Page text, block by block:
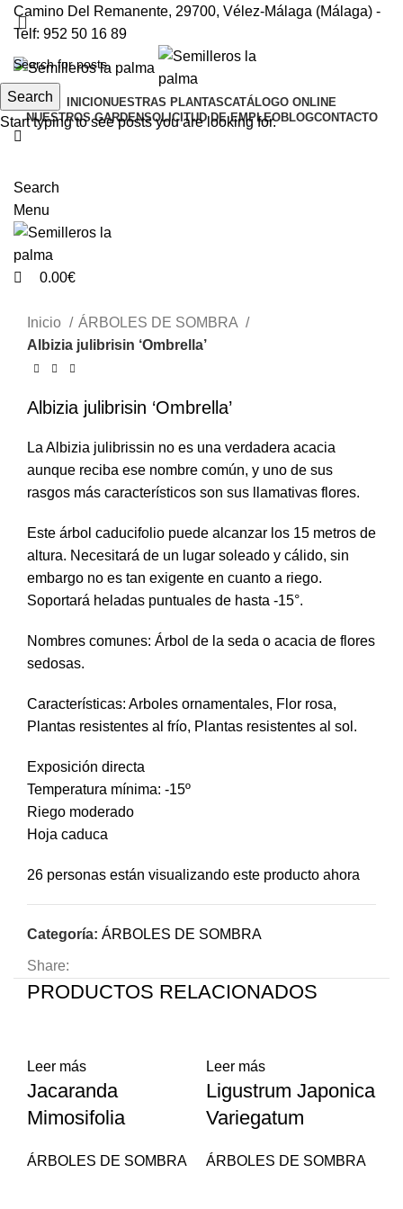
Camino Del Remanente, 29700, Vélez-Málaga (Málaga) -
Telf: 952 50 16 89
INICIONUESTRAS PLANTASCATÁLOGO ONLINE
NUESTROS GARDENSOLICITUD DE EMPLEOBLOGCONTACTO
Search
Menu
0.00€
Inicio
ÁRBOLES DE SOMBRA
Albizia julibrisin ‘Ombrella’
Albizia julibrisin ‘Ombrella’
La Albizia julibrissin no es una verdadera acacia
aunque reciba ese nombre común, y uno de sus
rasgos más característicos son sus llamativas flores.
Este árbol caducifolio puede alcanzar los 15 metros de
altura. Necesitará de un lugar soleado y cálido, sin
embargo no es tan exigente en cuanto a riego.
Soportará heladas puntuales de hasta -15°.
Nombres comunes: Árbol de la seda o acacia de flores
sedosas.
Características: Arboles ornamentales, Flor rosa,
Plantas resistentes al frío, Plantas resistentes al sol.
Exposición directa
Temperatura mínima: -15º
Riego moderado
Hoja caduca
26 personas están visualizando este producto ahora
Categoría: ÁRBOLES DE SOMBRA
Share:
PRODUCTOS RELACIONADOS
Leer más
Jacaranda
Mimosifolia
ÁRBOLES DE SOMBRA
Leer más
Ligustrum Japonica
Variegatum
ÁRBOLES DE SOMBRA
Search
Start typing to see posts you are looking for.